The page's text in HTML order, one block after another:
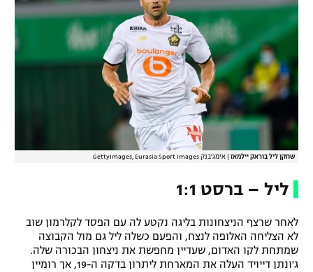
לוח דרושים – ג'ובנט
תגיות
המגזין
שחקן ליל בוראק יילמאז אימג'בנק GettyImages, Eurasia Sport Images
ליל – ברסט 1:1
לאחר שרצף הניצחונות בליגה נקטע לה עם הפסד לקלרמון שוב
לא הצליחה האלופה לנצח, והפעם כשלה ליל גם מול הקבוצה
שמתחת לקו האדום, שעדיין מחפשת את ניצחון הבכורה שלה.
ג'ונתן דייויד העלה את המארחת ליתרון בדקה ה-19, אך רומיין